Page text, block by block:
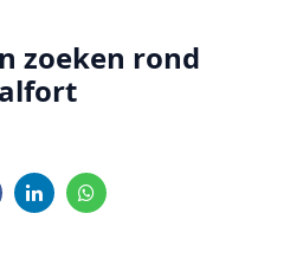
zoeken rond